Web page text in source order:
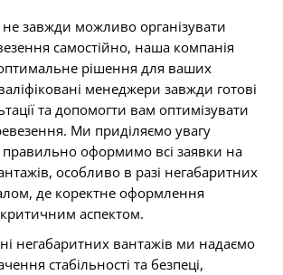
завжди можливо організувати
самостійно, наша компанія
рішення для ваших
менеджери завжди готові
та допомогти вам оптимізувати
Ми приділяємо увагу
правильно оформимо всі заявки на
особливо в разі негабаритних
де коректне оформлення
критичним аспектом.
негабаритних вантажів ми надаємо
стабільності та безпеці,